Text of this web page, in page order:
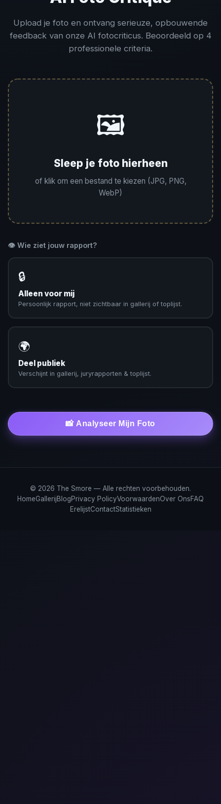
Upload je foto en ontvang serieuze, opbouwende
feedback van onze AI fotocriticus. Beoordeeld op 4
professionele criteria.
🖼️
Sleep je foto hierheen
of klik om een bestand te kiezen (JPG, PNG,
WebP)
👁️ Wie ziet jouw rapport?
🔒
Alleen voor mij
Persoonlijk rapport, niet zichtbaar in gallerij of toplijst.
🌍
Deel publiek
Verschijnt in gallerij, juryrapporten & toplijst.
📸 Analyseer Mijn Foto
© 2026 The Smore — Alle rechten voorbehouden.
HomeGallerijBlogPrivacy PolicyVoorwaardenOver OnsFAQ
ErelijstContactStatistieken